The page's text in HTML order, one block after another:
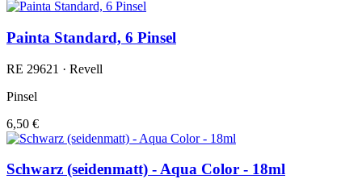
Painta Standard, 6 Pinsel
RE 29621 · Revell
Pinsel
6,50 €
Schwarz (seidenmatt) - Aqua Color - 18ml